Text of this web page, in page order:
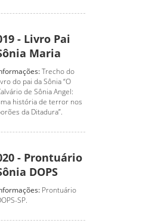
- Livro Pai
Maria
Trecho do
do pai da Sônia “O
de Sônia Angel:
história de terror nos
da Ditadura”.
- Prontuário
DOPS
Prontuário
SP.